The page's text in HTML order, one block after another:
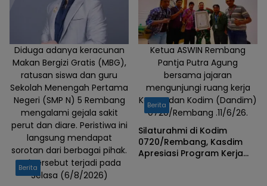
yakni
pentol kuah
Cemara
Kandang.
Minggu
(7/9/2025)
Diduga adanya keracunan
Makan Bergizi Gratis (MBG),
ratusan siswa dan guru
Sekolah Menengah Pertama
Negeri (SMP N) 5 Rembang
mengalami gejala sakit
perut dan diare. Peristiwa ini
langsung mendapat
sorotan dari berbagai pihak.
Hal tersebut terjadi pada
Selasa (6/8/2026)
Berita
Ketua ASWIN Rembang
Pantja Putra Agung
bersama jajaran
mengunjungi ruang kerja
Komandan Kodim (Dandim)
0720/Rembang .11/6/26.
Berita
Silaturahmi di Kodim
0720/Rembang, Kasdim
Apresiasi Program Kerja